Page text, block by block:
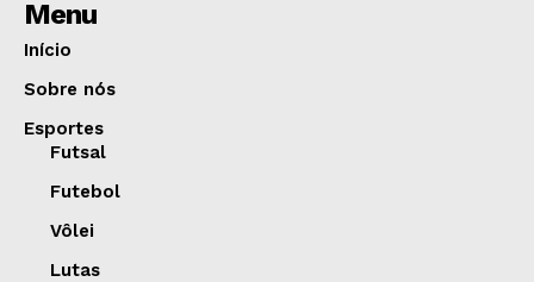
Menu
Início
Sobre nós
Esportes
Futsal
Futebol
Vôlei
Lutas